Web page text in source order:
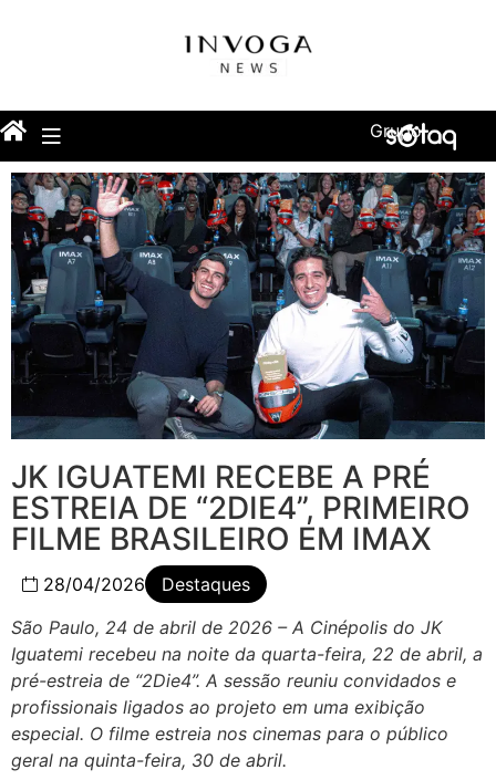
Grupo
JK IGUATEMI RECEBE A PRÉ
ESTREIA DE “2DIE4”, PRIMEIRO
FILME BRASILEIRO EM IMAX
28/04/2026
Destaques
São Paulo, 24 de abril de 2026 – A Cinépolis do JK
Iguatemi recebeu na noite da quarta-feira, 22 de abril, a
pré-estreia de “2Die4”. A sessão reuniu convidados e
profissionais ligados ao projeto em uma exibição
especial. O filme estreia nos cinemas para o público
geral na quinta-feira, 30 de abril.